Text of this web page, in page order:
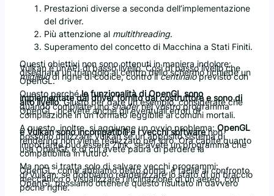
Prestazioni diverse a seconda dell’implementazione
del driver.
Più attenzione al multithreading.
Superamento del concetto di Macchina a Stati Finiti.
Questi obiettivi non sono ottenuti in maniera indolore:
Vulkan è un’API di basso livello. Così di basso livello che
disegnare un triangolo al centro dello schermo richiede un
migliaiodi righe di codice, contro ilcentinaioprevisto con
OpenGL.
Questo perchéle funzionalità di OpenGL sono
implementate dal driver fornito dal costruttore e sono di
alto livello. Giusto per dare un esempio, considerate che
quando compilate unoshadernel vostro programma
OpenGL, ricevete anche gli eventuali errori di
compilazione in un formato leggibile ai comuni mortali.
A questo, inoltre, si aggiunge un ovvio problema: OpenGL
e Vulkan sono incompatibili e i vecchi softwarenon
possono utilizzare Vulkan se un apposito sistema di
rendering non viene realizzato per loro. Ora capite quanto
importante può essere Zink, se avete un programma che
usa OpenGL e di cui avete paura di perdere la
compatibilità in futuro.
Ma non si tratta solo di salvare vecchi programmi:
OpenGL, come abbiamo detto prima, è facile al confronto
di Vulkan: se dobbiamo renderizzare lo stato di un braccio
meccanico o visualizzare l’inclinazione di un aereo, con
OpenGL possiamo ottenere questo risultato in davvero
poche righe.